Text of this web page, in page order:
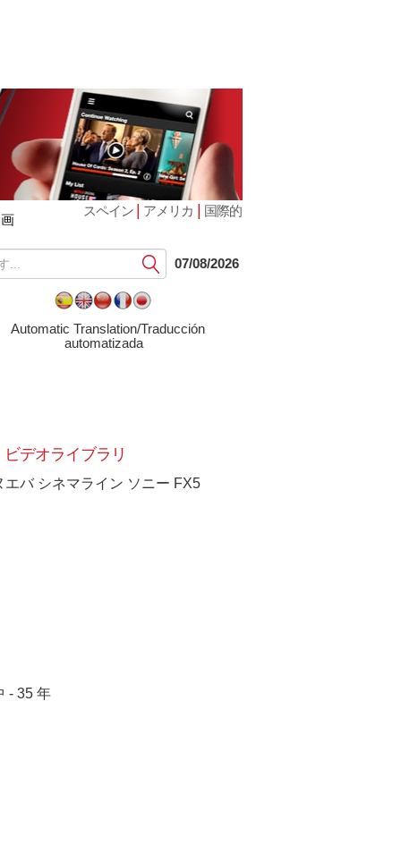
スペイン | アメリカ | 国際的
提
出
る
07/08/2026
Automatic Translation/Traducción
automatizada
ビデオライブラリ
エバ シネマライン ソニー FX5
- 35 年